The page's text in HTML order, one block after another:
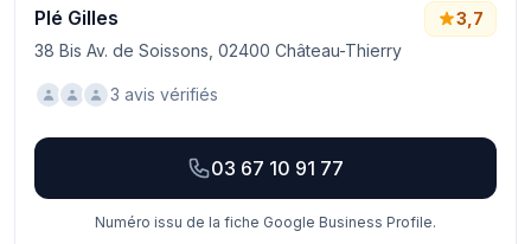
Plé Gilles
38 Bis Av. de Soissons, 02400 Château-Thierry
3,7
3 avis vérifiés
03 67 10 91 77
Numéro issu de la fiche Google Business Profile.